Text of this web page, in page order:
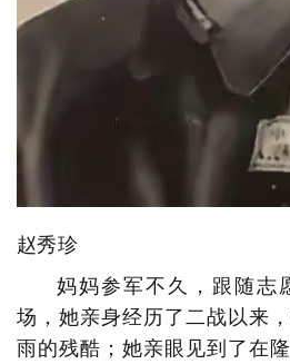
赵秀珍
妈妈参军不久，跟随志
场，她亲身经历了二战以来
雨的残酷；她亲眼见到了在